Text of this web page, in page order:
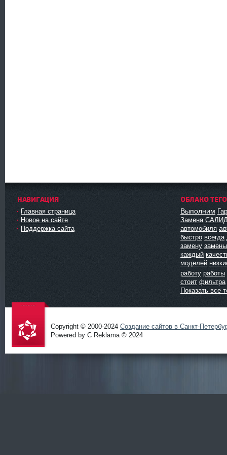
НАВИГАЦИЯ
Главная страница
Новое на сайте
Поддержка сайта
ОБЛАКО
Выполним
Замена
автомобиля
быстро всегда
замену замены
каждый
моделей
работу работы
стоит фильтра
Показать все
Проект
Copyright © 2000-2024 Создание сайтов в Санкт-
Powered by C Reklama © 2024